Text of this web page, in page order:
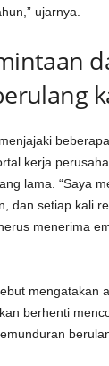
ujarnya.
kerja
lama. “Saya
dan setiap kali
menerima
mengatakan
berhenti